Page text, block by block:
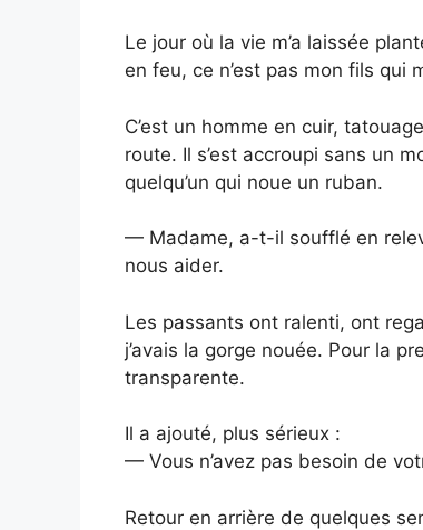
Le jour où la vie m’a laissée
en feu, ce n’est pas mon fils qui
C’est un homme en cuir,
route. Il s’est accroupi sans un
quelqu’un qui noue un ruban.
— Madame, a-t-il soufflé en
nous aider.
Les passants ont ralenti, ont
j’avais la gorge nouée. Pour la
transparente.
Il a ajouté, plus sérieux :
— Vous n’avez pas besoin de
Retour en arrière de quelques